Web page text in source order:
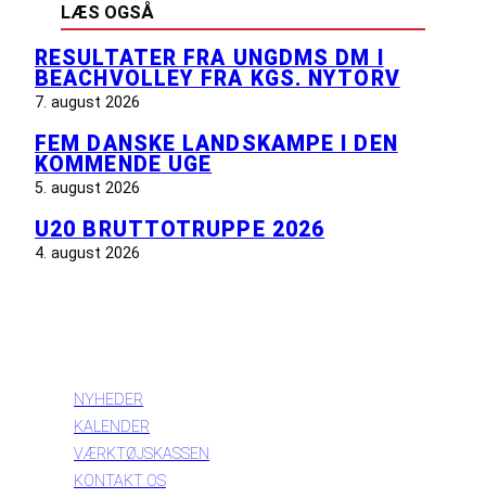
LÆS OGSÅ
RESULTATER FRA UNGDMS DM I
BEACHVOLLEY FRA KGS. NYTORV
7. august 2026
FEM DANSKE LANDSKAMPE I DEN
KOMMENDE UGE
5. august 2026
U20 BRUTTOTRUPPE 2026
4. august 2026
NYHEDER
KALENDER
VÆRKTØJSKASSEN
KONTAKT OS